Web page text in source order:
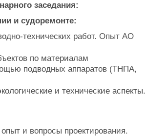
заседания:
и судоремонте:
технических работ. Опыт АО
по материалам
подводных аппаратов (ТНПА,
и технические аспекты.
и вопросы проектирования.